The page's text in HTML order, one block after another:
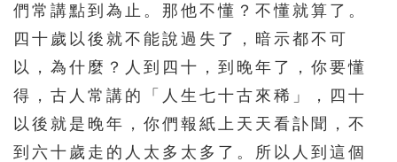
們常講點到為止。那他不懂？不懂就算了。
四十歲以後就不能說過失了，暗示都不可
以，為什麼？人到四十，到晚年了，你要懂
得，古人常講的「人生七十古來稀」，四十
以後就是晚年，你們報紙上天天看訃聞，不
到六十歲走的人太多太多了。所以人到這個